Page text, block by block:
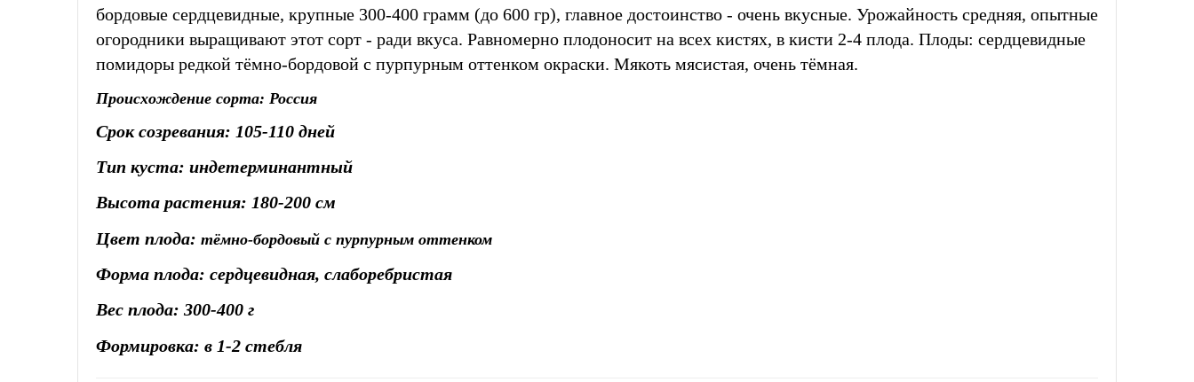
бордовые сердцевидные, крупные 300-400 грамм (до 600 гр), главное достоинство - очень вкусные. Урожайность средняя, опытные
огородники выращивают этот сорт - ради вкуса. Равномерно плодоносит на всех кистях, в кисти 2-4 плода. Плоды: сердцевидные
помидоры редкой тёмно-бордовой с пурпурным оттенком окраски. Мякоть мясистая, очень тёмная.
Происхождение сорта: Россия
Срок созревания: 105-110 дней
Тип куста: индетерминантный
Высота растения: 180-200 см
Цвет плода: тёмно-бордовый с пурпурным оттенком
Форма плода: сердцевидная, слаборебристая
Вес плода: 300-400 г
Формировка: в 1-2 стебля